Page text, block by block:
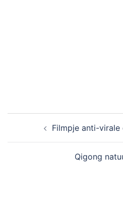
Filmpje anti-
Qigong